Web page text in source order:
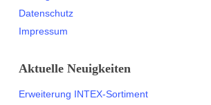
Datenschutz
Impressum
Aktuelle Neuigkeiten
Erweiterung INTEX-Sortiment